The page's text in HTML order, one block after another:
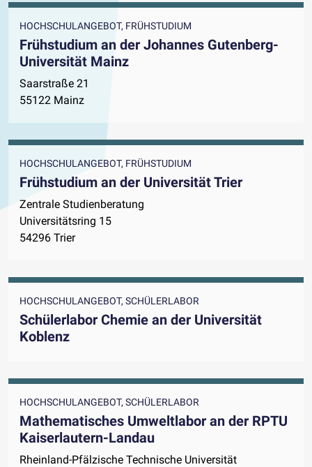
HOCHSCHULANGEBOT, FRÜHSTUDIUM
Frühstudium an der Johannes Gutenberg-
Universität Mainz
Saarstraße 21
55122 Mainz
HOCHSCHULANGEBOT, FRÜHSTUDIUM
Frühstudium an der Universität Trier
Zentrale Studienberatung
Universitätsring 15
54296 Trier
HOCHSCHULANGEBOT, SCHÜLERLABOR
Schülerlabor Chemie an der Universität
Koblenz
HOCHSCHULANGEBOT, SCHÜLERLABOR
Mathematisches Umweltlabor an der RPTU
Kaiserlautern-Landau
Rheinland-Pfälzische Technische Universität